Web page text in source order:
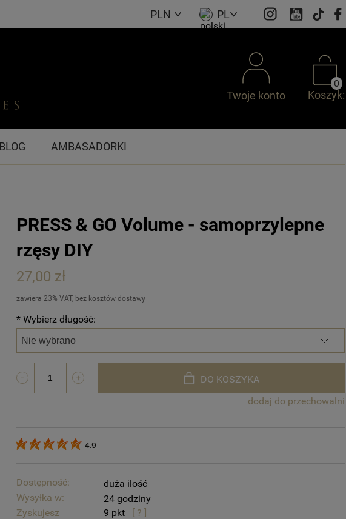
PLN PL
Twoje konto Koszyk:
0
BLOG AMBASADORKI
PRESS & GO Volume - samoprzylepne
rzęsy DIY
27,00 zł
zawiera 23% VAT, bez kosztów dostawy
*
wybierz
* Wybierz długość:
DO KOSZYKA
dodaj do przechowalni
4.9
Dostępność:
duża ilość
Wysyłka w:
24 godziny
Zyskujesz
9 [ ? ]